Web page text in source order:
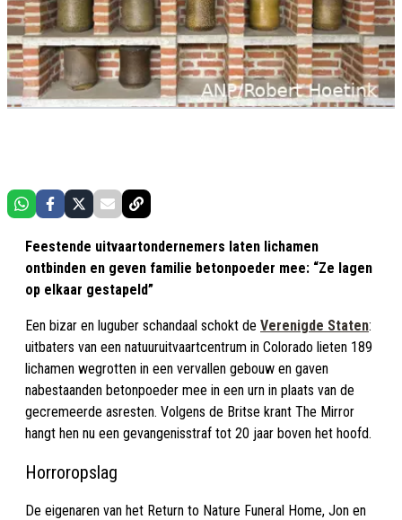
Feestende uitvaartondernemers laten lichamen
ontbinden en geven familie betonpoeder mee: “Ze lagen
op elkaar gestapeld”
Een bizar en luguber schandaal schokt de Verenigde Staten:
uitbaters van een natuuruitvaartcentrum in Colorado lieten 189
lichamen wegrotten in een vervallen gebouw en gaven
nabestaanden betonpoeder mee in een urn in plaats van de
gecremeerde asresten. Volgens de Britse krant The Mirror
hangt hen nu een gevangenisstraf tot 20 jaar boven het hoofd.
Horroropslag
De eigenaren van het Return to Nature Funeral Home, Jon en